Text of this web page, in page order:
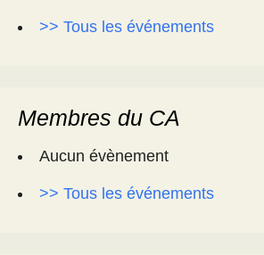
>> Tous les événements
Membres du CA
Aucun évènement
>> Tous les événements